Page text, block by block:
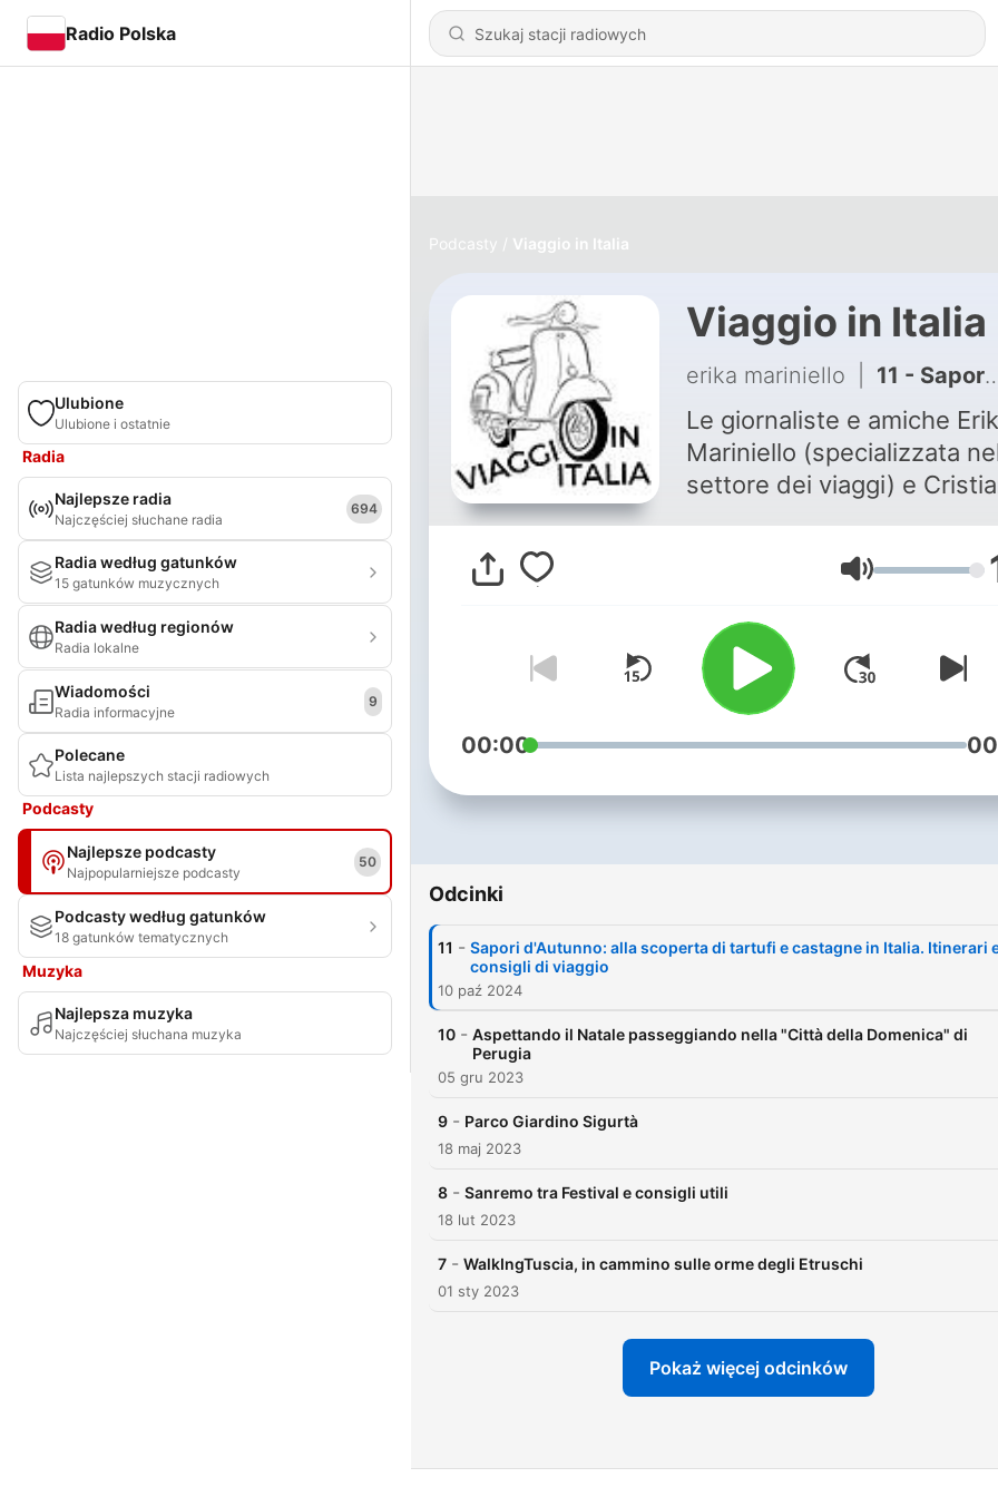
Radio Polska
Ulubione
Ulubione i ostatnie
Radia
Najlepsze radia
Najczęściej słuchane radia
694
Radia według gatunków
15 gatunków muzycznych
Radia według regionów
Radia lokalne
Wiadomości
Radia informacyjne
9
Polecane
Lista najlepszych stacji radiowych
Podcasty
Najlepsze podcasty
Najpopularniejsze podcasty
50
Podcasty według gatunków
18 gatunków tematycznych
Muzyka
Najlepsza muzyka
Najczęściej słuchana muzyka
Podcasty Viaggio in Italia
Viaggio in Italia
erika mariniello 11 - Sapori d'Autunno: alla scoperta di tartufi e castagne in Italia. Itinerari e consigli di viaggio
Le giornaliste e amiche
Mariniello (specializzata
settore dei viaggi) e
inedita, particolare e da
visitare. Consigli di viaggio
insolite e meno conosciute.
Głośność
00:00
Odcinki
11 - Sapori d'Autunno: alla scoperta di tartufi e castagne in Italia. Itinerari
consigli di viaggio
10 paź 2024
10 - Aspettando il Natale passeggiando nella "Città della Domenica" di
Perugia
05 gru 2023
9 - Parco Giardino Sigurtà
18 maj 2023
8 - Sanremo tra Festival e consigli utili
18 lut 2023
7 - WalkIngTuscia, in cammino sulle orme degli Etruschi
01 sty 2023
Pokaż więcej odcinków